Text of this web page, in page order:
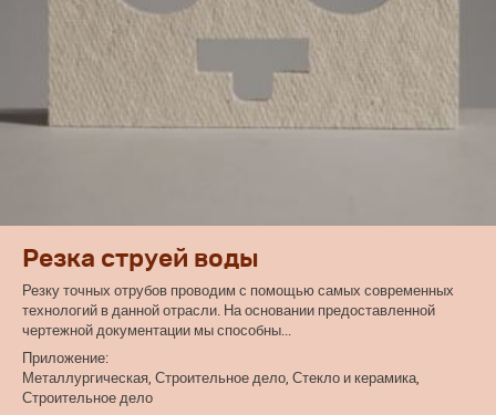
Резка струей воды
Резку точных отрубов проводим с помощью самых современных
технологий в данной отрасли. На основании предоставленной
чертежной документации мы способны...
Приложение:
Металлургическая, Строительное дело, Стекло и керамика,
Строительное дело